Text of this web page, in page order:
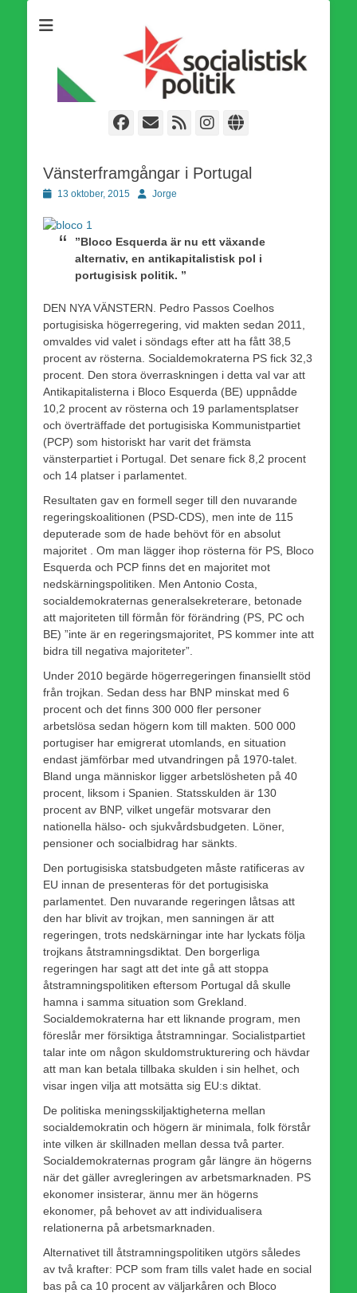
världsomfattande socialistiska Fjärde Internationalen och en viktig
tillgång i kampen för en socialistisk framtid!
Facebook
E-
Webbflöde
Instagram
Webbplats
Vänsterframgångar i Portugal
Publicerad
13 oktober, 2015 Författare
Jorge
”Bloco Esquerda är nu ett växande
alternativ, en antikapitalistisk pol i
portugisisk politik. ”
DEN NYA VÄNSTERN. Pedro Passos Coelhos
portugisiska högerregering, vid makten sedan 2011,
omvaldes vid valet i söndags efter att ha fått 38,5
procent av rösterna. Socialdemokraterna PS fick 32,3
procent. Den stora överraskningen i detta val var att
Antikapitalisterna i Bloco Esquerda (BE) uppnådde
10,2 procent av rösterna och 19 parlamentsplatser
och överträffade det portugisiska Kommunistpartiet
(PCP) som historiskt har varit det främsta
vänsterpartiet i Portugal. Det senare fick 8,2 procent
och 14 platser i parlamentet.
Resultaten gav en formell seger till den nuvarande
regeringskoalitionen (PSD-CDS), men inte de 115
deputerade som de hade behövt för en absolut
majoritet . Om man lägger ihop rösterna för PS, Bloco
Esquerda och PCP finns det en majoritet mot
nedskärningspolitiken. Men Antonio Costa,
socialdemokraternas generalsekreterare, betonade
att majoriteten till förmån för förändring (PS, PC och
BE) ”inte är en regeringsmajoritet, PS kommer inte att
bidra till negativa majoriteter”.
Under 2010 begärde högerregeringen finansiellt stöd
från trojkan. Sedan dess har BNP minskat med 6
procent och det finns 300 000 fler personer
arbetslösa sedan högern kom till makten. 500 000
portugiser har emigrerat utomlands, en situation
endast jämförbar med utvandringen på 1970-talet.
Bland unga människor ligger arbetslösheten på 40
procent, liksom i Spanien. Statsskulden är 130
procent av BNP, vilket ungefär motsvarar den
nationella hälso- och sjukvårdsbudgeten. Löner,
pensioner och socialbidrag har sänkts.
Den portugisiska statsbudgeten måste ratificeras av
EU innan de presenteras för det portugisiska
parlamentet. Den nuvarande regeringen låtsas att
den har blivit av trojkan, men sanningen är att
regeringen, trots nedskärningar inte har lyckats följa
trojkans åtstramningsdiktat. Den borgerliga
regeringen har sagt att det inte gå att stoppa
åtstramningspolitiken eftersom Portugal då skulle
hamna i samma situation som Grekland.
Socialdemokraterna har ett liknande program, men
föreslår mer försiktiga åtstramningar. Socialistpartiet
talar inte om någon skuldomstrukturering och hävdar
att man kan betala tillbaka skulden i sin helhet, och
visar ingen vilja att motsätta sig EU:s diktat.
De politiska meningsskiljaktigheterna mellan
socialdemokratin och högern är minimala, folk förstår
inte vilken är skillnaden mellan dessa två parter.
Socialdemokraternas program går längre än högerns
när det gäller avregleringen av arbetsmarknaden. PS
ekonomer insisterar, ännu mer än högerns
ekonomer, på behovet av att individualisera
relationerna på arbetsmarknaden.
Alternativet till åtstramningspolitiken utgörs således
av två krafter: PCP som fram tills valet hade en social
bas på ca 10 procent av väljarkåren och Bloco